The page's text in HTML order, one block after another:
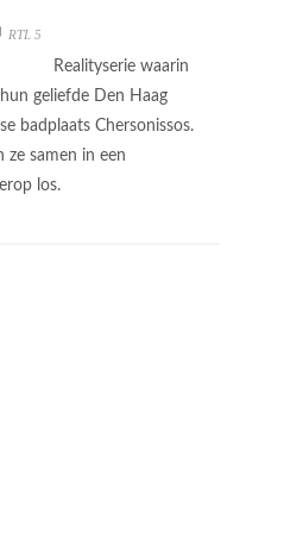
RTL 5
Realityserie waarin
geliefde Den Haag
badplaats Chersonissos.
ze samen in een
los.